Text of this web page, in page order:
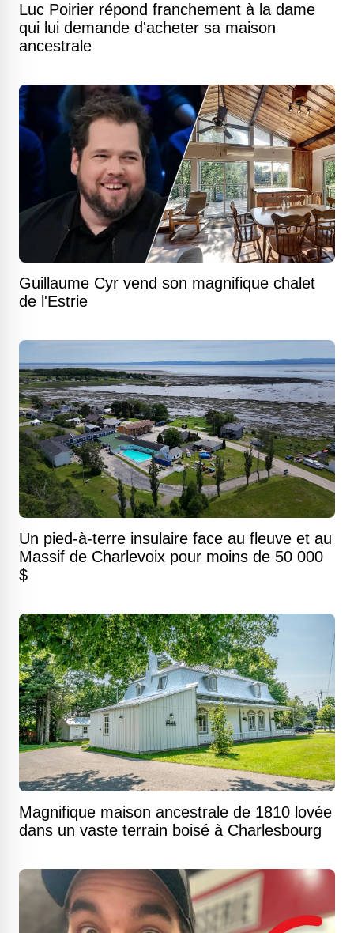
Luc Poirier répond franchement à la dame
qui lui demande d'acheter sa maison
ancestrale
Guillaume Cyr vend son magnifique chalet
de l'Estrie
Un pied-à-terre insulaire face au fleuve et au
Massif de Charlevoix pour moins de 50 000
$
Magnifique maison ancestrale de 1810 lovée
dans un vaste terrain boisé à Charlesbourg